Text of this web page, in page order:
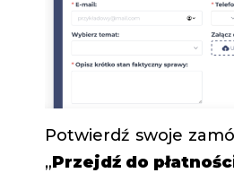
Potwierdź swoje
„Przejdź do